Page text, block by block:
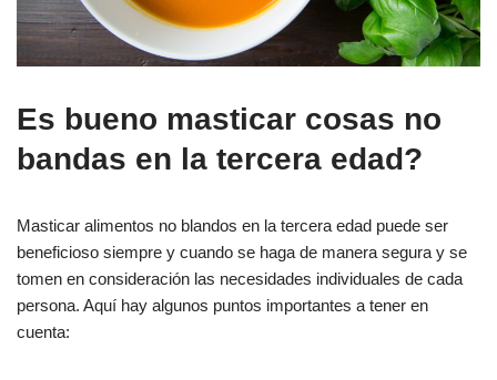
Es bueno masticar cosas no
bandas en la tercera edad?
Masticar alimentos no blandos en la tercera edad puede ser
beneficioso siempre y cuando se haga de manera segura y se
tomen en consideración las necesidades individuales de cada
persona. Aquí hay algunos puntos importantes a tener en
cuenta: